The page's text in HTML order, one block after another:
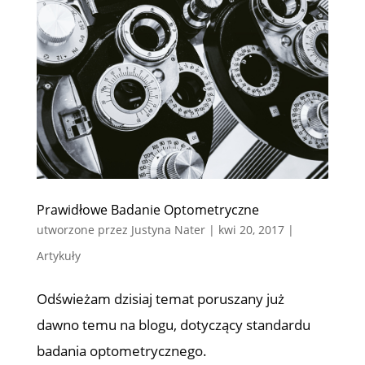
Prawidłowe Badanie Optometryczne
utworzone przez Justyna Nater| kwi 20, 2017|
Artykuły
Odświeżam dzisiaj temat poruszany już
dawno temu na blogu, dotyczący standardu
badania optometrycznego.